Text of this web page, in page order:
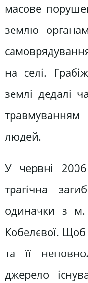
масове
землю
на селі.
землі дедалі
людей.
У червні
трагічна
одиначки з
Кобелєвої. Щоб
та її
джерело